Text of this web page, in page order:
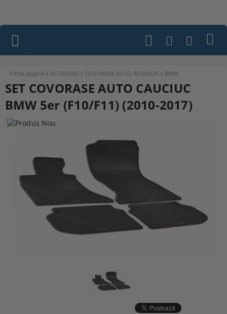
Prima pagină ACCESORII COVORASE AUTO INTERIOR BMW
SET COVORASE AUTO CAUCIUC
BMW 5er (F10/F11) (2010-2017)